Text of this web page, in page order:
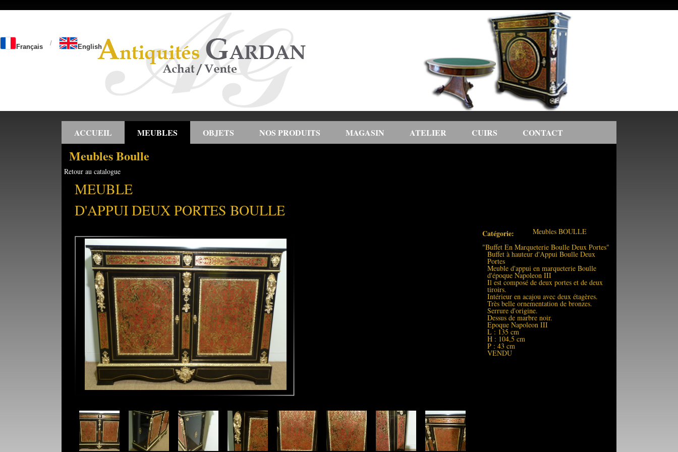
Français / English
ACCUEIL MEUBLES OBJETS NOS PRODUITS MAGASIN ATELIER CUIRS CONTACT
Meubles Boulle
Retour au catalogue
MEUBLE
D'APPUI DEUX PORTES BOULLE
Catégorie:
Meubles BOULLE
"Buffet En Marqueterie Boulle Deux Portes"
Buffet à hauteur d'Appui Boulle Deux
Portes
Meuble d'appui en marqueterie Boulle
d'époque Napoleon III
Il est composé de deux portes et de deux
tiroirs.
Intérieur en acajou avec deux étagères.
Très belle ornementation de bronzes.
Serrure d'origine.
Dessus de marbre noir.
Epoque Napoleon III
L : 135 cm
H : 104,5 cm
P : 43 cm
VENDU